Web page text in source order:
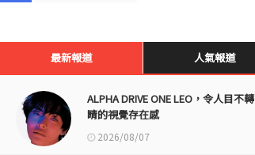
最新報道 人氣報道
ALPHA DRIVE ONE LEO，令人目不轉
睛的視覺存在感
2026/08/07